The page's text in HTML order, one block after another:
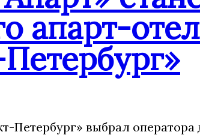
апарт-
Петербург» выбрал